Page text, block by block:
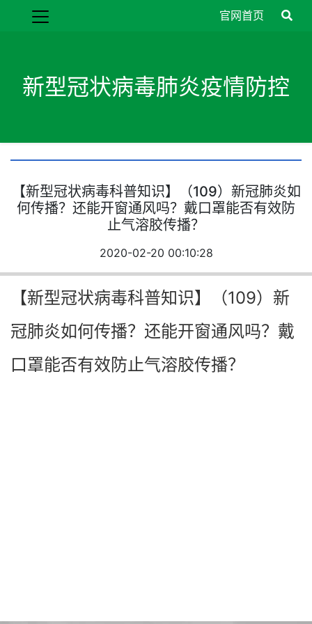
官网首页
新型冠状病毒肺炎疫情防控
【新型冠状病毒科普知识】（109）新冠肺炎如
何传播？还能开窗通风吗？戴口罩能否有效防
止气溶胶传播？
2020-02-20 00:10:28
【新型冠状病毒科普知识】（109）新
冠肺炎如何传播？还能开窗通风吗？戴
口罩能否有效防止气溶胶传播？